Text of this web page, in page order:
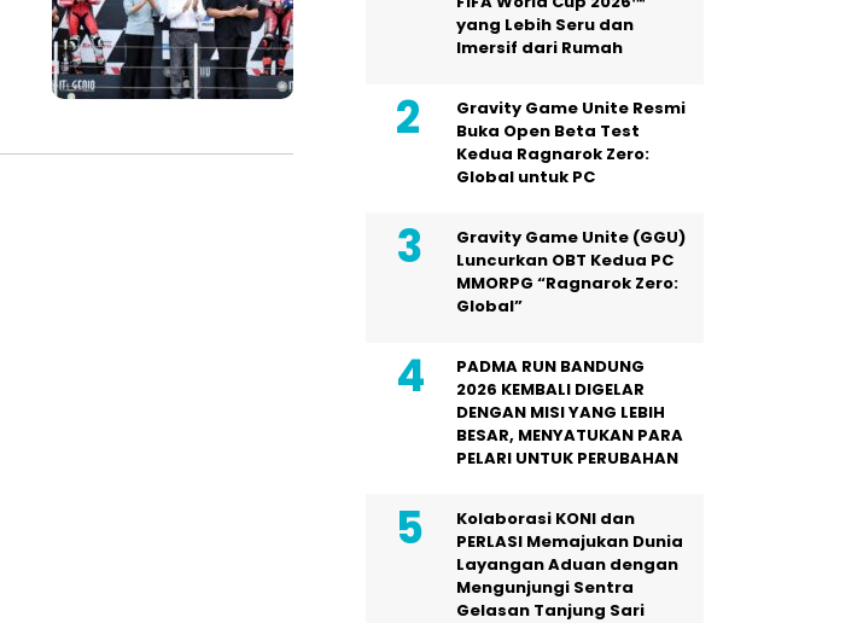
yang Lebih Seru dan
Imersif dari Rumah
Gravity Game Unite Resmi
Buka Open Beta Test
Kedua Ragnarok Zero:
Global untuk PC
Gravity Game Unite (GGU)
Luncurkan OBT Kedua PC
MMORPG “Ragnarok Zero:
Global”
PADMA RUN BANDUNG
2026 KEMBALI DIGELAR
DENGAN MISI YANG LEBIH
BESAR, MENYATUKAN PARA
PELARI UNTUK PERUBAHAN
Kolaborasi KONI dan
PERLASI Memajukan Dunia
Layangan Aduan dengan
Mengunjungi Sentra
Gelasan Tanjung Sari